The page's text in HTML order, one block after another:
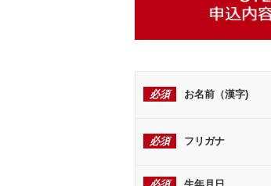
必須 お名前（漢字)
必須 フリガナ